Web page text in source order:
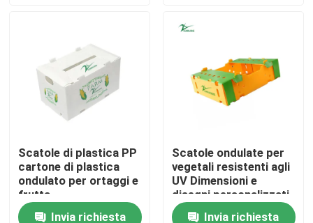
Chiedi un preventivo
Contenitori ondulati di frutta
Guardia di plastica ondulata dell'albero
Scatole di plastica PP
cartone di plastica
ondulato per ortaggi e
frutta
Invia richiesta
Scatole ondulate per
vegetali resistenti agli
UV Dimensioni e
disegni personalizzati
Invia richiesta